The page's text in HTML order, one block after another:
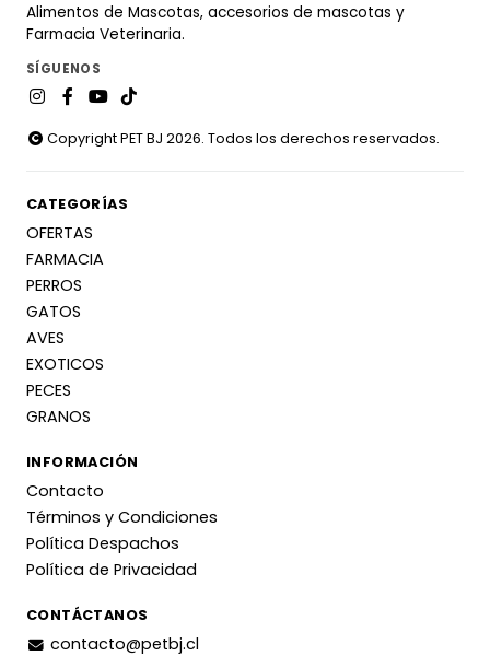
Alimentos de Mascotas, accesorios de mascotas y
Farmacia Veterinaria.
SÍGUENOS
Copyright PET BJ 2026. Todos los derechos reservados.
CATEGORÍAS
OFERTAS
FARMACIA
PERROS
GATOS
AVES
EXOTICOS
PECES
GRANOS
INFORMACIÓN
Contacto
Términos y Condiciones
Política Despachos
Política de Privacidad
CONTÁCTANOS
contacto@petbj.cl